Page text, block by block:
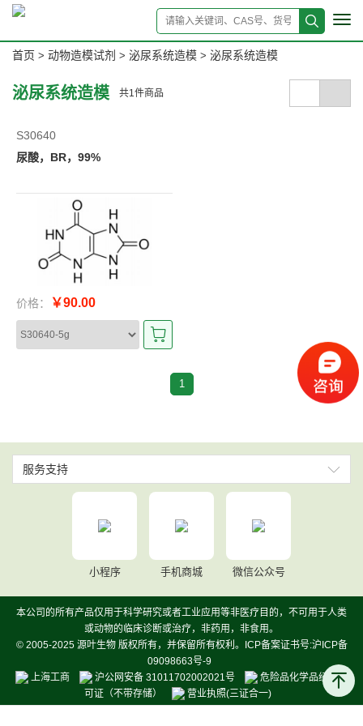
首页 > 动物造模试剂 > 泌尿系统造模 > 泌尿系统造模
泌尿系统造模 共1 件商品
S30640
尿酸，BR，99%
价格： ￥90.00
1
服务支持
小程序 手机商城 微信公众号
本公司的所有产品仅用于科学研究或者工业应用等非医疗目的，不可用于人类
或动物的临床诊断或治疗，非药用，非食用。
© 2005-2025 源叶生物 版权所有，并保留所有权利。ICP备案证书号:沪ICP备
09098663号-9
上海工商
沪公网安备 31011702002021号
危险品化学品经营许
可证（不带存储）
营业执照(三证合一)